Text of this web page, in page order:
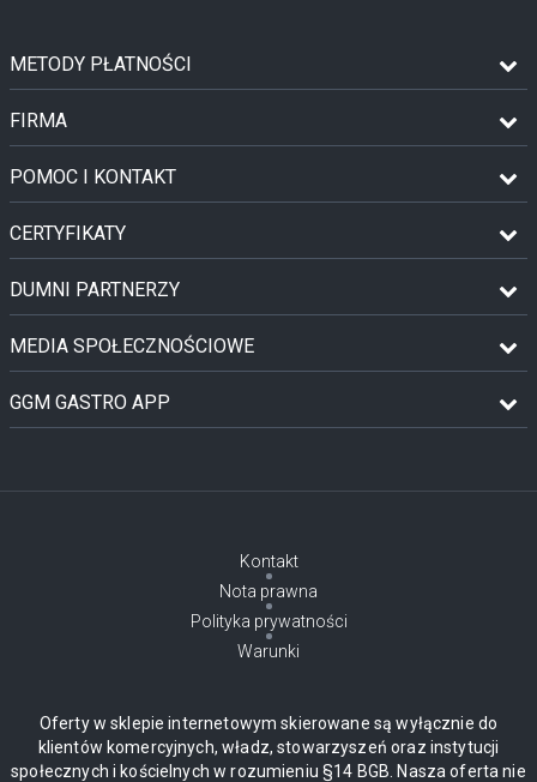
METODY PŁATNOŚCI
FIRMA
POMOC I KONTAKT
CERTYFIKATY
DUMNI PARTNERZY
MEDIA SPOŁECZNOŚCIOWE
GGM GASTRO APP
Kontakt
Nota prawna
Polityka prywatności
Warunki
Oferty w sklepie internetowym skierowane są wyłącznie do
klientów komercyjnych, władz, stowarzyszeń oraz instytucji
społecznych i kościelnych w rozumieniu §14 BGB. Nasza oferta nie